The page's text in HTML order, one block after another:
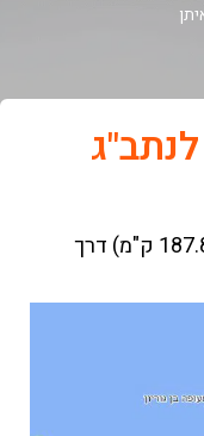
2 ש’ 10 דקות (187.8 ק"מ) דרך